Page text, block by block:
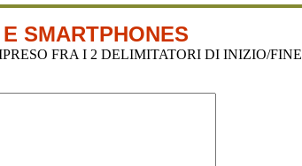
SMARTPHONES
FRA I 2 DELIMITATORI DI INIZIO/FINE